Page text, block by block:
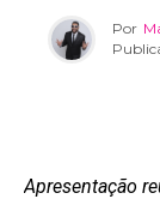
Por
Apresentação